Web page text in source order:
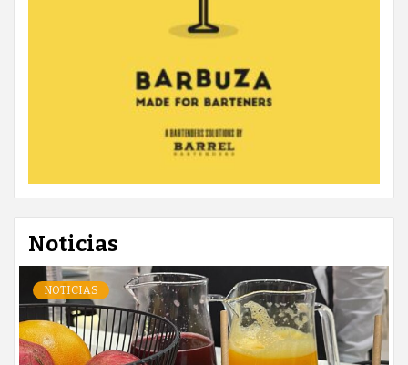
Noticias
NOTICIAS